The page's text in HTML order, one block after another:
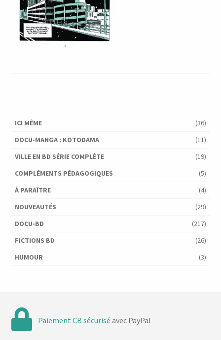
ICI MÊME
(36)
DOCU-MANGA : KOTODAMA
(11)
VILLE EN BD SÉRIE COMPLÈTE
(19)
COMPLÉMENTS PÉDAGOGIQUES
(5)
À PARAÎTRE
(4)
NOUVEAUTÉS
(29)
DOCU-BD
(217)
FICTIONS BD
(26)
HUMOUR
(3)
Paiement CB sécurisé avec PayPal